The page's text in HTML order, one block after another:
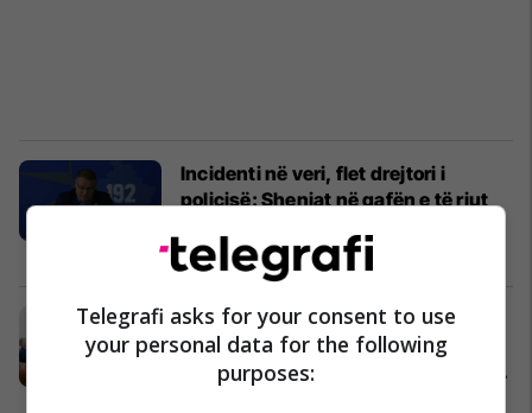
Incidenti në veri, flet drejtori i
policisë: Shenjat në qafën e të riut
Kosovë 25/05/2025
Drejtori i Policisë së Kosovës takoi
përfaqësuesen e Ambasadës
amerikane, diskutohet siguria dhe
Telegrafi asks for your consent to use
your personal data for the following
purposes: